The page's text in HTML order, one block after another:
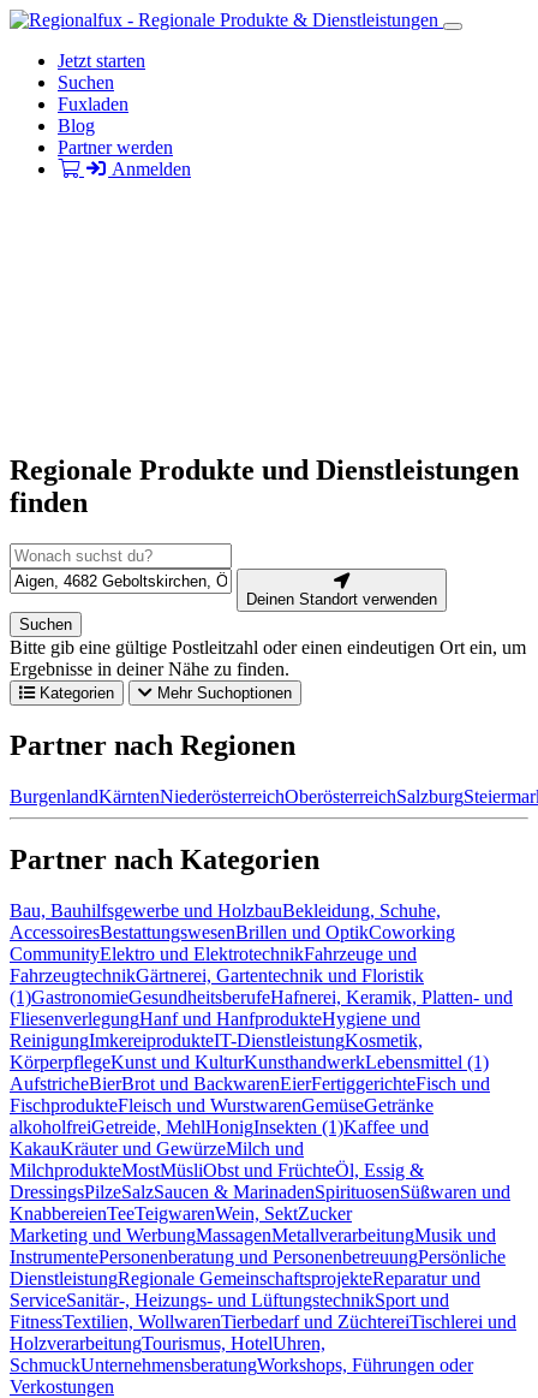
Jetzt starten
Suchen
Fuxladen
Blog
Partner werden
Anmelden
Regionale Produkte und Dienstleistungen
finden
Deinen Standort verwenden
Suchen
Bitte gib eine gültige Postleitzahl oder einen eindeutigen Ort ein, um
Ergebnisse in deiner Nähe zu finden.
Kategorien Mehr Suchoptionen
Partner nach Regionen
BurgenlandKärntenNiederösterreichOberösterreichSalzburg
Partner nach Kategorien
Bau, Bauhilfsgewerbe und HolzbauBekleidung, Schuhe,
AccessoiresBestattungswesenBrillen und OptikCoworking
CommunityElektro und ElektrotechnikFahrzeuge und
FahrzeugtechnikGärtnerei, Gartentechnik und Floristik
(1)GastronomieGesundheitsberufeHafnerei, Keramik, Platten- und
FliesenverlegungHanf und HanfprodukteHygiene und
ReinigungImkereiprodukteIT-DienstleistungKosmetik,
KörperpflegeKunst und KulturKunsthandwerkLebensmittel (1)
AufstricheBierBrot und BackwarenEierFertiggerichteFisch und
FischprodukteFleisch und WurstwarenGemüseGetränke
alkoholfreiGetreide, MehlHonigInsekten (1)Kaffee und
KakauKräuter und GewürzeMilch und
MilchprodukteMostMüsliObst und FrüchteÖl, Essig &
DressingsPilzeSalzSaucen & MarinadenSpirituosenSüßwaren und
KnabbereienTeeTeigwarenWein, SektZucker
Marketing und WerbungMassagenMetallverarbeitungMusik und
InstrumentePersonenberatung und PersonenbetreuungPersönliche
DienstleistungRegionale GemeinschaftsprojekteReparatur und
ServiceSanitär-, Heizungs- und LüftungstechnikSport und
FitnessTextilien, WollwarenTierbedarf und ZüchtereiTischlerei und
HolzverarbeitungTourismus, HotelUhren,
SchmuckUnternehmensberatungWorkshops, Führungen oder
Verkostungen